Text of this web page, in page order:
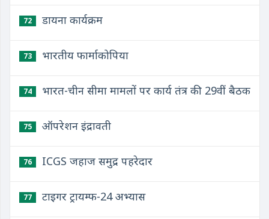
72 डायना कार्यक्रम
73 भारतीय फार्माकोपिया
74 भारत-चीन सीमा मामलों पर कार्य तंत्र की 29वीं बैठक
75 ऑपरेशन इंद्रावती
76 ICGS जहाज समुद्र पहरेदार
77 टाइगर ट्रायम्फ-24 अभ्यास